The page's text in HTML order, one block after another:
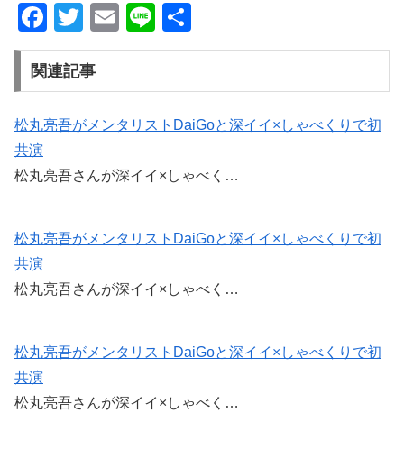
F
a
c
b
o
o
T
wi
tt
E
m
Li
n
有
関連記事
松丸亮吾がメンタリストDaiGoと深イイ×しゃべくりで初
共演
松丸亮吾さんが深イイ×しゃべく…
松丸亮吾がメンタリストDaiGoと深イイ×しゃべくりで初
共演
松丸亮吾さんが深イイ×しゃべく…
松丸亮吾がメンタリストDaiGoと深イイ×しゃべくりで初
共演
松丸亮吾さんが深イイ×しゃべく…